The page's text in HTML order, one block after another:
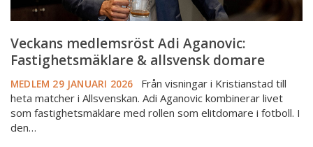
Veckans medlemsröst Adi Aganovic:
Fastighetsmäklare & allsvensk domare
MEDLEM 29 JANUARI 2026
Från visningar i Kristianstad till
heta matcher i Allsvenskan. Adi Aganovic kombinerar livet
som fastighetsmäklare med rollen som elitdomare i fotboll. I
den…